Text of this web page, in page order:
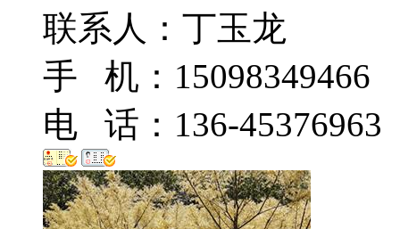
联系人：丁玉龙
手 机：15098349466
电 话：136-45376963